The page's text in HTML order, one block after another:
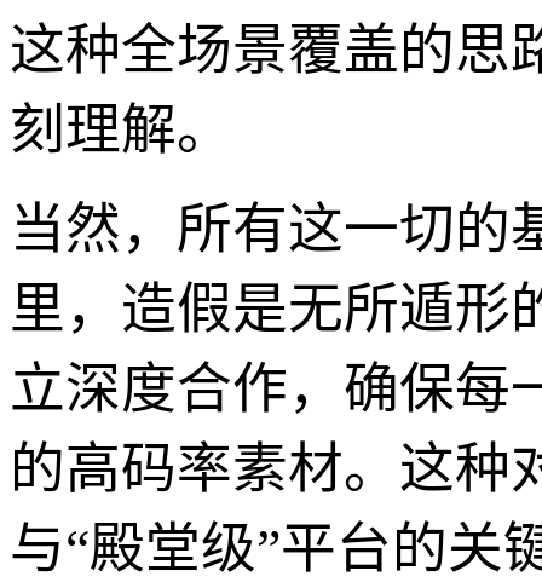
这种全场景覆盖的思
刻理解。
当然，所有这一切的
里，造假是无所遁形
立深度合作，确保每
的高码率素材。这种
与“殿堂级”平台的关